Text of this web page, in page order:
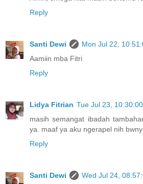
Reply
Santi Dewi
Mon Jul 22,
Aamiin mba Fitri
Reply
Lidya Fitrian Tue Jul 23,
masih semangat ibadah
ya. maaf ya aku ngerapel nih
Reply
Santi Dewi
Wed Jul 24,